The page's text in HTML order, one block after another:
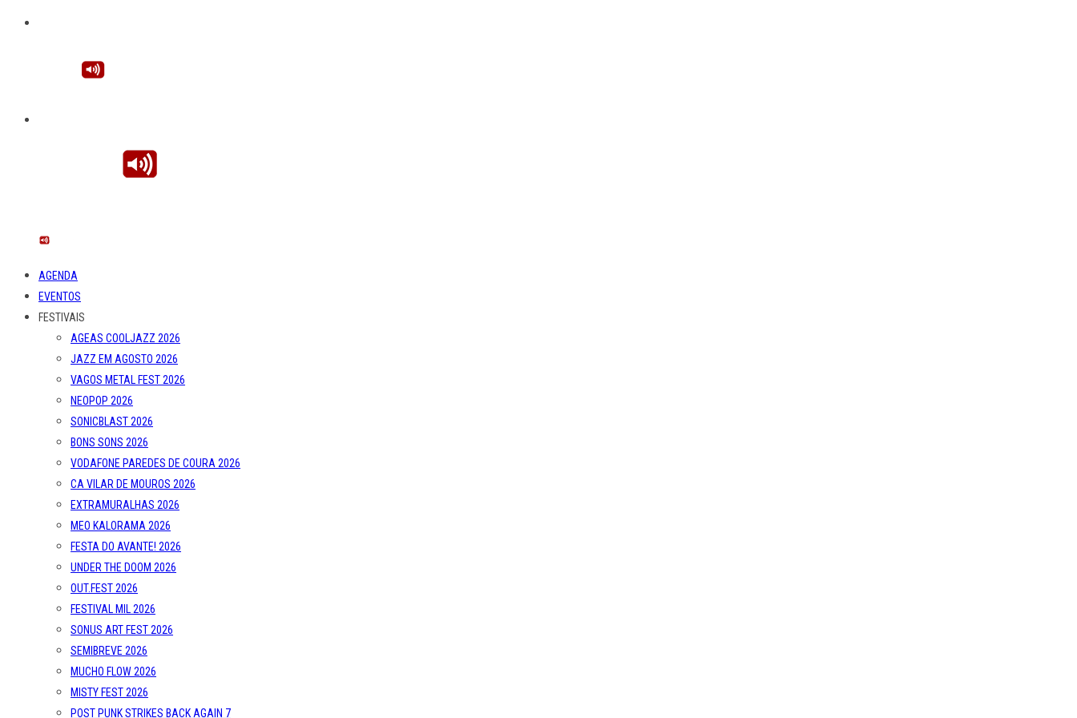
AGENDA
EVENTOS
FESTIVAIS
AGEAS COOLJAZZ 2026
JAZZ EM AGOSTO 2026
VAGOS METAL FEST 2026
NEOPOP 2026
SONICBLAST 2026
BONS SONS 2026
VODAFONE PAREDES DE COURA 2026
CA VILAR DE MOUROS 2026
EXTRAMURALHAS 2026
MEO KALORAMA 2026
FESTA DO AVANTE! 2026
UNDER THE DOOM 2026
OUT.FEST 2026
FESTIVAL MIL 2026
SONUS ART FEST 2026
SEMIBREVE 2026
MUCHO FLOW 2026
MISTY FEST 2026
POST PUNK STRIKES BACK AGAIN 7